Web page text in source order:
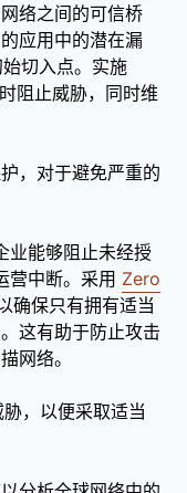
络之间的可信桥
应用中的潜在漏
切入点。实施
阻止威胁，同时维
，对于避免严重的
业能够阻止未经授
营中断。采用 Zero
确保只有拥有适当
这有助于防止攻击
网络。
，以便采取适当